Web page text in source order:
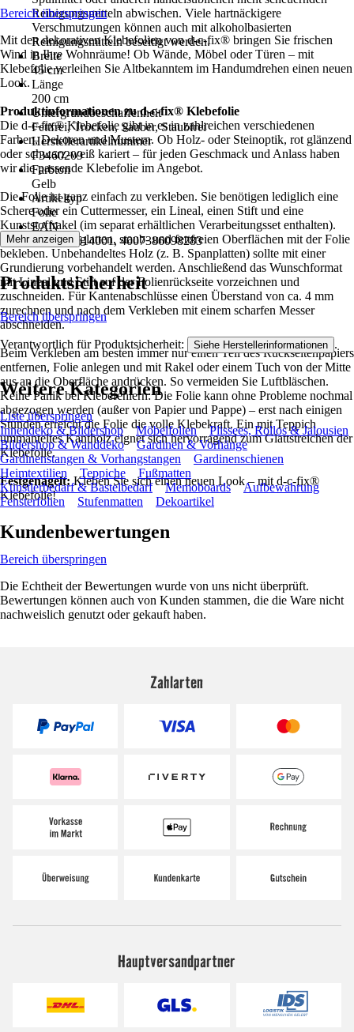
Reinigungsmitteln abwischen. Viele hartnäckigere
Verschmutzungen können auch mit alkoholbasierten
Reinigungsmitteln beseitigt werden.
Breite
45 cm
Länge
200 cm
Untergrundbeschaffenheit
Fettfrei, Trocken, Sauber, Staubfrei
Herstellerartikelnummer
F3460209
Farbton
Gelb
Artikeltyp
Folie
EAN
2003857514001, 4007386098283
Bereich überspringen
Mit den dekorativen Klebefolien von d-c-fix® bringen Sie frischen
Wind in Ihre Wohnräume! Ob Wände, Möbel oder Türen – mit
Klebefolie verleihen Sie Altbekanntem im Handumdrehen einen neuen
Look.
Produktinformationen zu d-c-fix® Klebefolie
Die d-c-fix® Klebefolie gibt in es in zahlreichen verschiedenen
Farben, Dekoren und Mustern. Ob Holz- oder Steinoptik, rot glänzend
oder schwarz-weiß kariert – für jeden Geschmack und Anlass haben
wir die passende Klebefolie im Angebot.
Die Folie ist ganz einfach zu verkleben. Sie benötigen lediglich eine
Schere oder ein Cuttermesser, ein Lineal, einen Stift und eine
Kunststoffrakel (im separat erhältlichen Verarbeitungsset enthalten).
Sie können alle glatten, staub- und fettfreien Oberflächen mit der Folie
bekleben. Unbehandeltes Holz (z. B. Spanplatten) sollte mit einer
Grundierung vorbehandelt werden. Anschließend das Wunschformat
mit Lineal und Stift auf der Folienrückseite vorzeichnen und
zuschneiden. Für Kantenabschlüsse einen Überstand von ca. 4 mm
zurechnen und nach dem Verkleben mit einem scharfen Messer
abschneiden.
Beim Verkleben am besten immer nur einen Teil des Rückseitenpapiers
entfernen, Folie anlegen und mit Rakel oder einem Tuch von der Mitte
aus an die Oberfläche andrücken. So vermeiden Sie Luftbläschen.
Keine Panik bei Klebefehlern: Die Folie kann ohne Probleme nochmal
abgezogen werden (außer von Papier und Pappe) – erst nach einigen
Stunden erreicht die Folie die volle Klebekraft. Ein mit Teppich
ummanteltes Kantholz eignet sich hervorragend zum Glattstreichen der
Klebefolie.
Festgenagelt:Kleben Sie sich einen neuen Look – mit d-c-fix®
Klebefolie!
Mehr anzeigen
Produktsicherheit
Bereich überspringen
Verantwortlich für Produktsicherheit: Siehe Herstellerinformationen .
Weitere Kategorien
Liste überspringen
Innendeko & Bildershop
Möbelfolien
Plissees, Rollos & Jalousien
Bildershop & Wanddeko
Gardinen & Vorhänge
Gardinenstangen & Vorhangstangen
Gardinenschienen
Heimtextilien
Teppiche
Fußmatten
Künstlerbedarf & Bastelbedarf
Memoboards
Aufbewahrung
Fensterfolien
Stufenmatten Dekoartikel
Kundenbewertungen
Bereich überspringen
Die Echtheit der Bewertungen wurde von uns nicht überprüft.
Bewertungen können auch von Kunden stammen, die die Ware nicht
nachweislich genutzt oder gekauft haben.
Zahlarten
Hauptversandpartner